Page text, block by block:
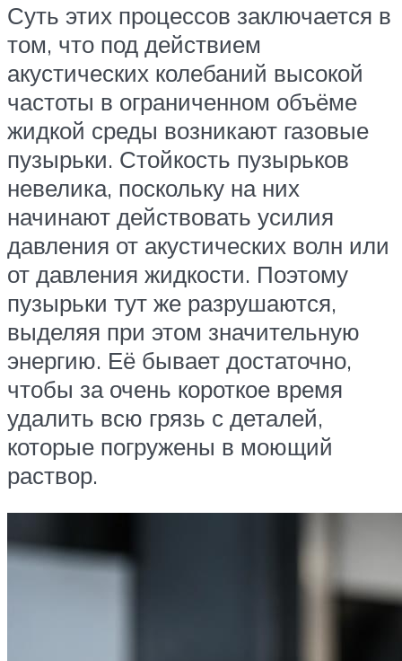
Суть этих процессов заключается в
том, что под действием
акустических колебаний высокой
частоты в ограниченном объёме
жидкой среды возникают газовые
пузырьки. Стойкость пузырьков
невелика, поскольку на них
начинают действовать усилия
давления от акустических волн или
от давления жидкости. Поэтому
пузырьки тут же разрушаются,
выделяя при этом значительную
энергию. Её бывает достаточно,
чтобы за очень короткое время
удалить всю грязь с деталей,
которые погружены в моющий
раствор.